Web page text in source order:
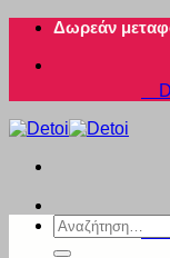
Μετάβαση
περιεχόμενο
Δωρεάν
Αναζήτηση
για: